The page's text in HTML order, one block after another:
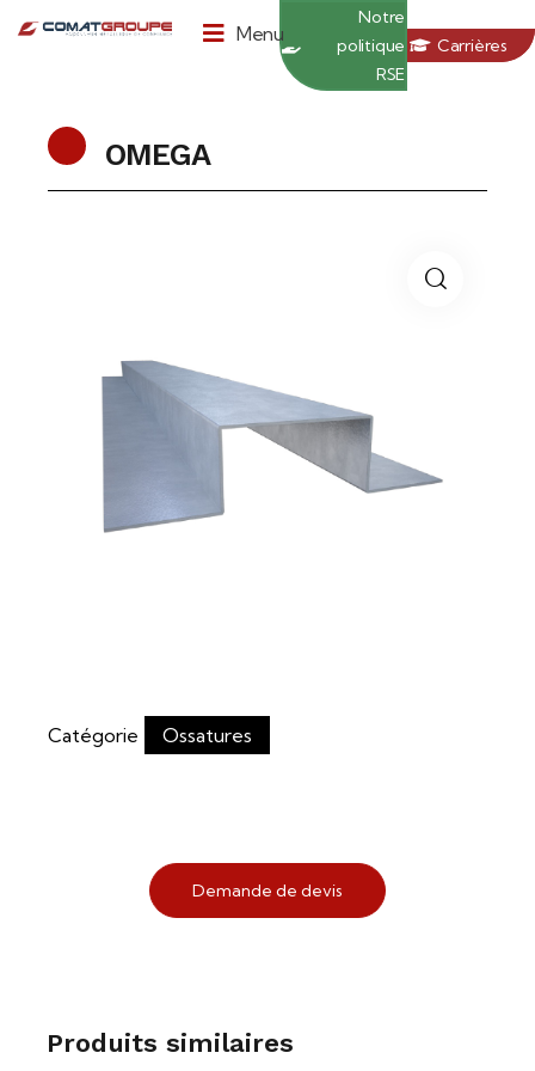
Menu
Notre
politique
RSE
Carrières
OMEGA
Catégorie Ossatures
Demande de devis
Produits similaires